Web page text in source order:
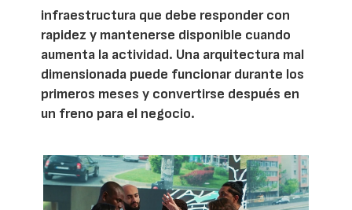
infraestructura que debe responder con
rapidez y mantenerse disponible cuando
aumenta la actividad. Una arquitectura mal
dimensionada puede funcionar durante los
primeros meses y convertirse después en
un freno para el negocio.